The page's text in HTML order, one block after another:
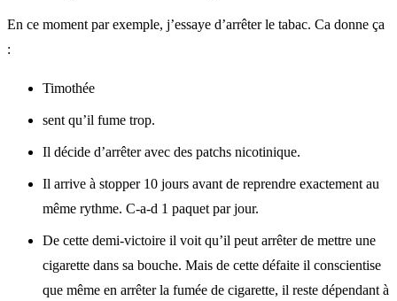
En ce moment par exemple, j’essaye d’arrêter le tabac. Ca donne ça
:
Timothée
sent qu’il fume trop.
Il décide d’arrêter avec des patchs nicotinique.
Il arrive à stopper 10 jours avant de reprendre exactement au
même rythme. C-a-d 1 paquet par jour.
De cette demi-victoire il voit qu’il peut arrêter de mettre une
cigarette dans sa bouche. Mais de cette défaite il conscientise
que même en arrêter la fumée de cigarette, il reste dépendant à